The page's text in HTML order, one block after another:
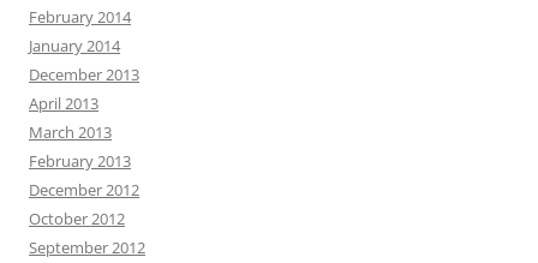
February 2014
January 2014
December 2013
April 2013
March 2013
February 2013
December 2012
October 2012
September 2012